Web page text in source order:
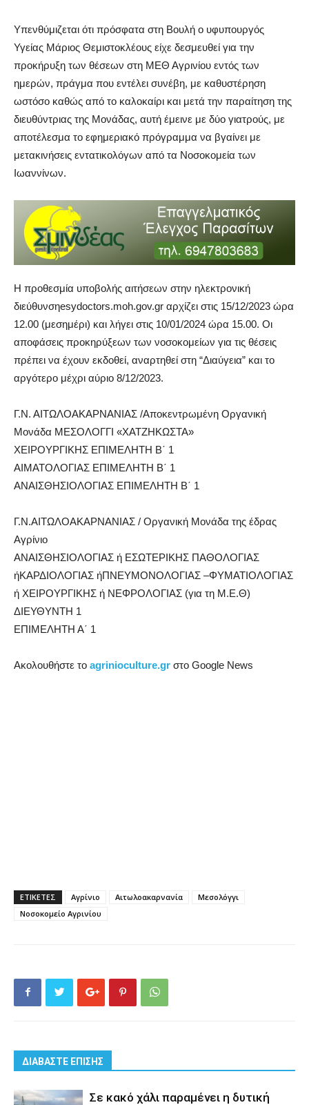
Υπενθύμιζεται ότι πρόσφατα στη Βουλή ο υφυπουργός
Υγείας Μάριος Θεμιστοκλέους είχε δεσμευθεί για την
προκήρυξη των θέσεων στη ΜΕΘ Αγρινίου εντός των
ημερών, πράγμα που εντέλει συνέβη, με καθυστέρηση
ωστόσο καθώς από το καλοκαίρι και μετά την παραίτηση της
διευθύντριας της Μονάδας, αυτή έμεινε με δύο γιατρούς, με
αποτέλεσμα το εφημεριακό πρόγραμμα να βγαίνει με
μετακινήσεις εντατικολόγων από τα Νοσοκομεία των
Ιωαννίνων.
Η προθεσμία υποβολής αιτήσεων στην ηλεκτρονική
διεύθυνσηesydoctors.moh.gov.gr αρχίζει στις 15/12/2023 ώρα
12.00 (μεσημέρι) και λήγει στις 10/01/2024 ώρα 15.00. Οι
αποφάσεις προκηρύξεων των νοσοκομείων για τις θέσεις
πρέπει να έχουν εκδοθεί, αναρτηθεί στη “Διαύγεια” και το
αργότερο μέχρι αύριο 8/12/2023.
Γ.Ν. ΑΙΤΩΛΟΑΚΑΡΝΑΝΙΑΣ /Αποκεντρωμένη Οργανική
Μονάδα ΜΕΣΟΛΟΓΓΙ «ΧΑΤΖΗΚΩΣΤΑ»
ΧΕΙΡΟΥΡΓΙΚΗΣ ΕΠΙΜΕΛΗΤΗ Β΄ 1
ΑΙΜΑΤΟΛΟΓΙΑΣ ΕΠΙΜΕΛΗΤΗ Β΄ 1
ΑΝΑΙΣΘΗΣΙΟΛΟΓΙΑΣ ΕΠΙΜΕΛΗΤΗ Β΄ 1
Γ.Ν.ΑΙΤΩΛΟΑΚΑΡΝΑΝΙΑΣ / Οργανική Μονάδα της έδρας
Αγρίνιο
ΑΝΑΙΣΘΗΣΙΟΛΟΓΙΑΣ ή ΕΣΩΤΕΡΙΚΗΣ ΠΑΘΟΛΟΓΙΑΣ
ήΚΑΡΔΙΟΛΟΓΙΑΣ ήΠΝΕΥΜΟΝΟΛΟΓΙΑΣ –ΦΥΜΑΤΙΟΛΟΓΙΑΣ
ή ΧΕΙΡΟΥΡΓΙΚΗΣ ή ΝΕΦΡΟΛΟΓΙΑΣ (για τη Μ.Ε.Θ)
ΔΙΕΥΘΥΝΤΗ 1
ΕΠΙΜΕΛΗΤΗ Α΄ 1
Ακολουθήστε το agrinioculture.gr στο Google News
ΕΤΙΚΕΤΕΣ Αγρίνιο Αιτωλοακαρνανία
Μεσολόγγι
Νοσοκομείο Αγρινίου
ΔΙΑΒΑΣΤΕ ΕΠΙΣΗΣ
Σε κακό χάλι παραμένει η δυτική